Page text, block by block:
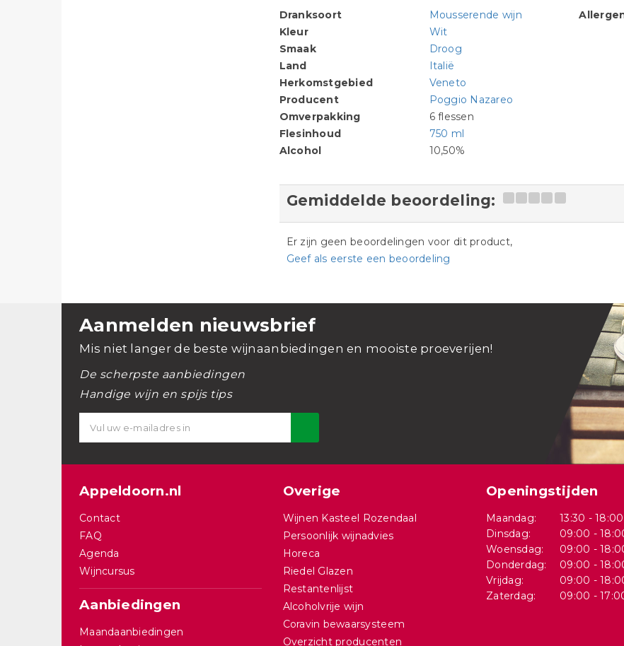
Dranksoort
Mousserende wijn
Kleur
Wit
Smaak
Droog
Land
Italië
Herkomstgebied
Veneto
Producent
Poggio Nazareo
Omverpakking
6 flessen
Flesinhoud
750 ml
Alcohol
10,50%
Gemiddelde beoordeling:
Er zijn geen beoordelingen voor dit product,
Geef als eerste een beoordeling
Aanmelden nieuwsbrief
Mis niet langer de beste wijnaanbiedingen en mooiste proeverijen!
De scherpste aanbiedingen
Handige wijn en spijs tips
Appeldoorn.nl
Contact
FAQ
Agenda
Wijncursus
Aanbiedingen
Maandaanbiedingen
Overige
Wijnen Kasteel Rozendaal
Persoonlijk wijnadvies
Horeca
Riedel Glazen
Restantenlijst
Alcoholvrije wijn
Coravin bewaarsysteem
Overzicht producenten
Openingstijden
Maandag:
13:30 -
Dinsdag:
09:00 -
Woensdag:
09:00 -
Donderdag:
09:00 -
Vrijdag:
09:00 -
Zaterdag:
09:00 -